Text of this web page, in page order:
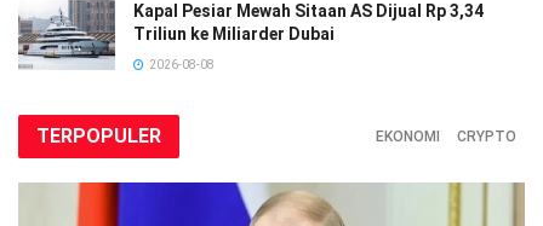
Kapal Pesiar Mewah Sitaan AS Dijual Rp 3,34
Triliun ke Miliarder Dubai
2026-08-08
TERPOPULER EKONOMI CRYPTO